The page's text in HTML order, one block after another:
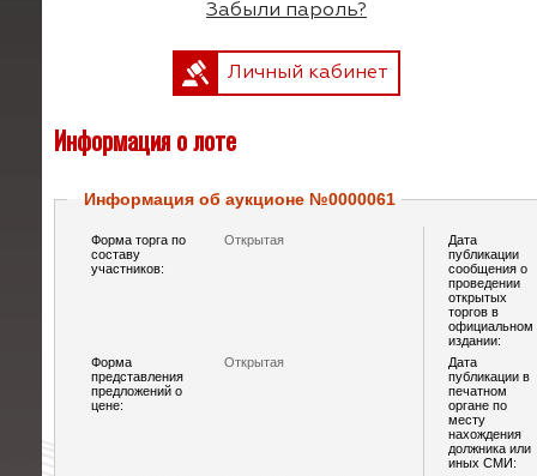
Забыли пароль?
Личный кабинет
Информация о лоте
Информация об аукционе №0000061
Форма торга по
составу
участников:
Открытая
Дата
публикации
сообщения о
проведении
открытых
торгов в
официальном
издании:
Форма
представления
предложений о
цене:
Открытая
Дата
публикации в
печатном
органе по
месту
нахождения
должника или
иных СМИ: